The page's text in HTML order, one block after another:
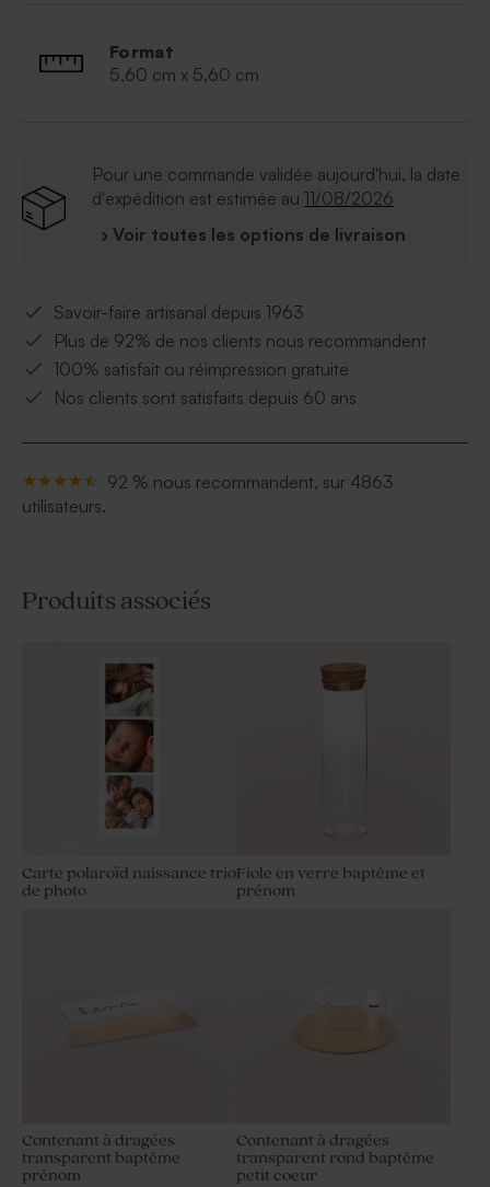
Format
5,60 cm x 5,60 cm
Pour une commande validée aujourd'hui, la date
d'expédition est estimée au 11/08/2026
› Voir toutes les options de livraison
Savoir-faire artisanal depuis 1963
Plus de 92% de nos clients nous recommandent
100% satisfait ou réimpression gratuite
Nos clients sont satisfaits depuis 60 ans
92 % nous recommandent, sur 4863
utilisateurs.
Produits associés
Carte polaroïd naissance trio
de photo
Fiole en verre baptême et
prénom
Contenant à dragées
transparent baptême
prénom
Contenant à dragées
transparent rond baptême
petit coeur